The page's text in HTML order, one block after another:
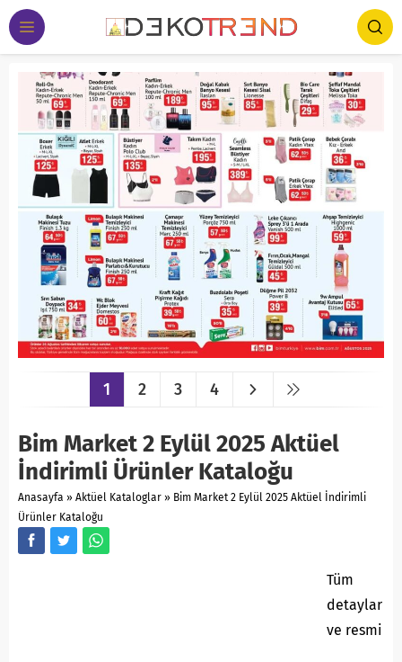
1 2 3 4
Bim Market 2 Eylül 2025 Aktüel
İndirimli Ürünler Kataloğu
Anasayfa » Aktüel Kataloglar » Bim Market 2 Eylül 2025 Aktüel İndirimli
Ürünler Kataloğu
Tüm
detaylar
ve resmi